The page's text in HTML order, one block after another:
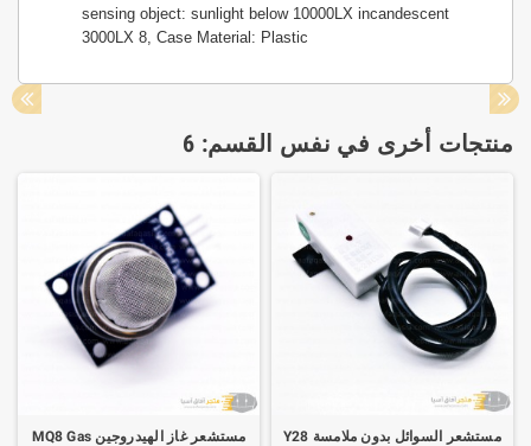
sensing object: sunlight below 10000LX incandescent
3000LX 8, Case Material: Plastic
منتجات أخرى في نفس القسم: 6
مستشعر السوائل بدون ملامسة Y28
مستشعر غاز الهيدروجين MQ8 Gas